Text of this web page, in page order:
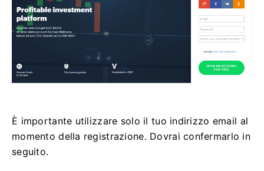
È importante utilizzare solo il tuo indirizzo email al
momento della registrazione. Dovrai confermarlo in
seguito.